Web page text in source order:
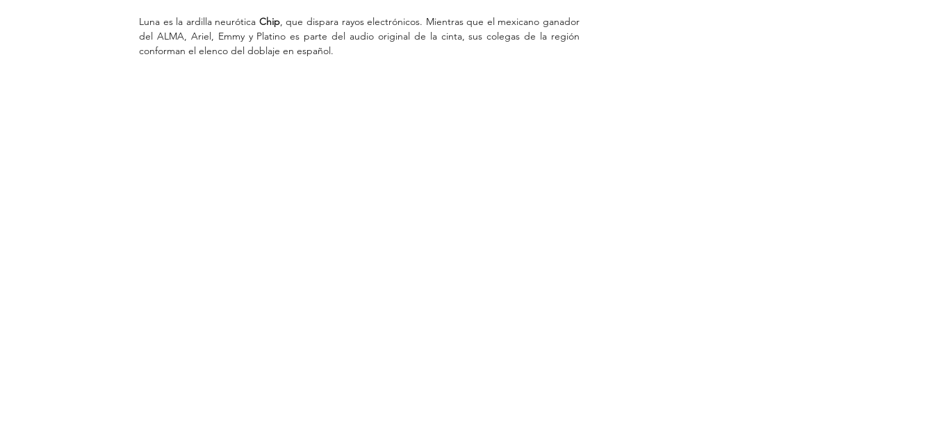
Luna es la ardilla neurótica Chip, que dispara rayos electrónicos. Mientras que el mexicano ganador
del ALMA, Ariel, Emmy y Platino es parte del audio original de la cinta, sus colegas de la región
conforman el elenco del doblaje en español.